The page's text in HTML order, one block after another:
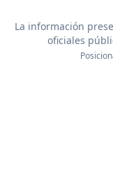
La información
oficiales